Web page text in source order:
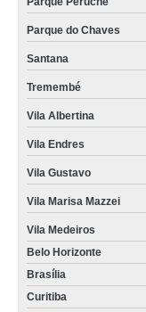
Parque do Chaves
Santana
Tremembé
Vila Albertina
Vila Endres
Vila Gustavo
Vila Marisa Mazzei
Vila Medeiros
Belo Horizonte
Brasília
Curitiba